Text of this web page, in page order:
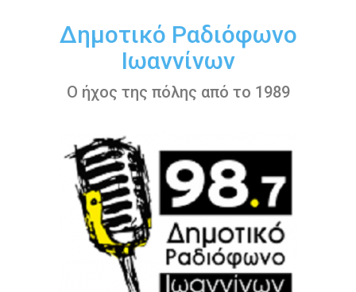
περιεχόμενοΔημοτικό Ραδιόφωνο
Ιωαννίνων
Ο ήχος της πόλης από το 1989